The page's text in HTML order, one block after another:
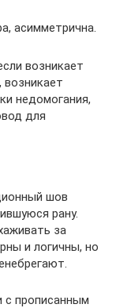
асимметрична.
возникает
возникает
недомогания,
для
шов
рану.
за
и логичны, но
с прописанным